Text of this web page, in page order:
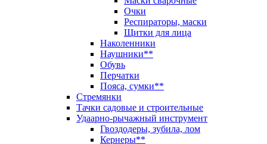
Очки
Респираторы, маски
Щитки для лица
Наколенники
Наушники**
Обувь
Перчатки
Пояса, сумки**
Стремянки
Тачки садовые и строительные
Удаарно-рычажный инструмент
Гвоздодеры, зубила, лом
Кернеры**